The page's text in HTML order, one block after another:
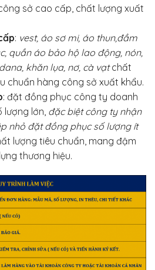
sở cao cấp, chất lượng xuất
: vest, áo sơ mi, áo thun,đầm
quần áo bảo hộ lao động, nón,
khăn lụa, nơ, cà vạtchất
chuẩn hàng công sở xuất khẩu.
: đặt đồng phục công ty doanh
lớn, đặc biệt công ty nhận
nhỏ đặt đồng phục số lượng ít
lượng tiêu chuẩn, mang đậm
thương hiệu.